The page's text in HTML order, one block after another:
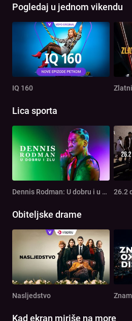
Pogledaj u jednom vikendu
IQ 160
Lica sporta
Dennis Rodman: U dobru i u zlu 26.2
Obiteljske drame
Nasljedstvo
Kad ekran miriše na more